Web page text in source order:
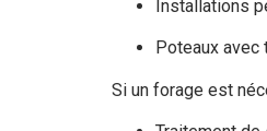
Installations
Poteaux
Si un forage est